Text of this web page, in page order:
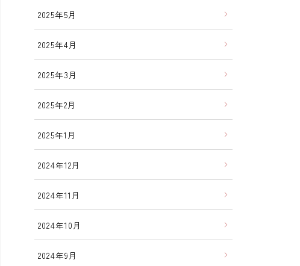
2025年5月
2025年4月
2025年3月
2025年2月
2025年1月
2024年12月
2024年11月
2024年10月
2024年9月